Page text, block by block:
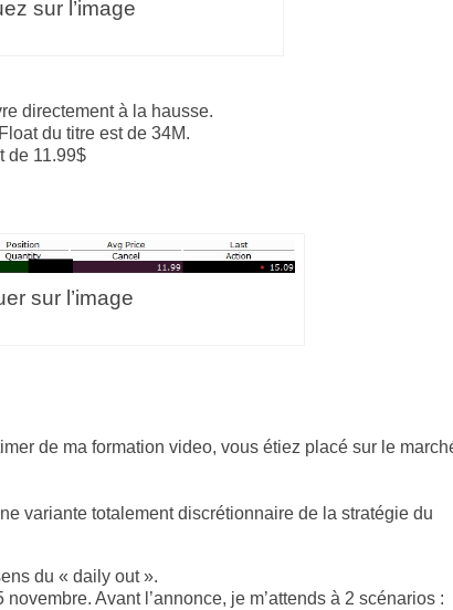
sur l’image
directement à la hausse.
du titre est de 34M.
de 11.99$
sur l’image
de ma formation video, vous étiez placé sur le
variante totalement discrétionnaire de la stratégie du
du « daily out ».
Avant l’annonce, je m’attends à 2 scénarios :